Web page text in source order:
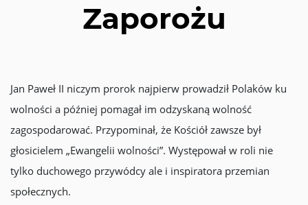
Zaporożu
Jan Paweł II niczym prorok najpierw prowadził Polaków ku
wolności a później pomagał im odzyskaną wolność
zagospodarować. Przypominał, że Kościół zawsze był
głosicielem „Ewangelii wolności”. Występował w roli nie
tylko duchowego przywódcy ale i inspiratora przemian
społecznych.